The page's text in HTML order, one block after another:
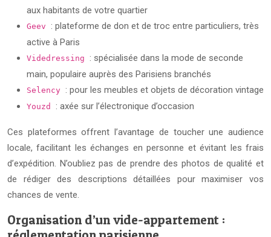
aux habitants de votre quartier
Geev : plateforme de don et de troc entre particuliers, très
active à Paris
Videdressing : spécialisée dans la mode de seconde
main, populaire auprès des Parisiens branchés
Selency : pour les meubles et objets de décoration vintage
Youzd : axée sur l’électronique d’occasion
Ces plateformes offrent l’avantage de toucher une audience
locale, facilitant les échanges en personne et évitant les frais
d’expédition. N’oubliez pas de prendre des photos de qualité et
de rédiger des descriptions détaillées pour maximiser vos
chances de vente.
Organisation d’un vide-appartement :